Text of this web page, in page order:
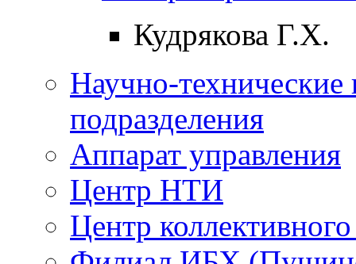
Кудрякова Г.Х.
Научно-технические
подразделения
Аппарат управления
Центр НТИ
Центр